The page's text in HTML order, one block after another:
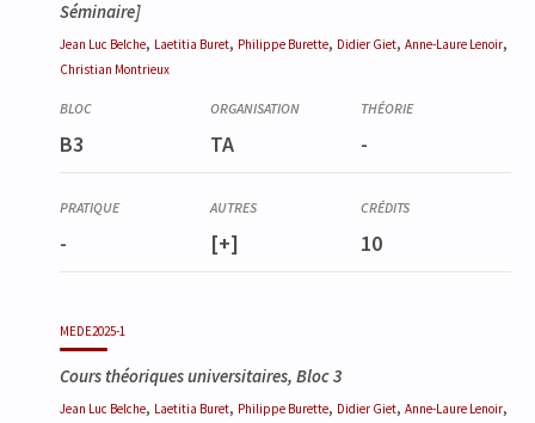
Séminaire]
Jean Luc Belche, Laetitia Buret, Philippe Burette, Didier Giet, Anne-Laure Lenoir,
Christian Montrieux
B3 TA -
- [+] 10
MEDE2025-1
Cours théoriques universitaires, Bloc 3
Jean Luc Belche, Laetitia Buret, Philippe Burette, Didier Giet, Anne-Laure Lenoir,